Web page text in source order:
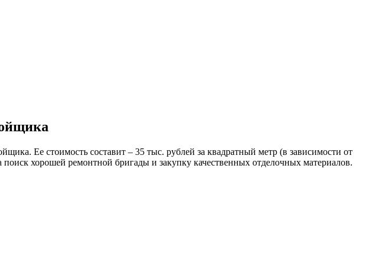
Ее стоимость составит – 35 тыс. рублей за квадратный метр (в зависимости от
хорошей ремонтной бригады и закупку качественных отделочных материалов.